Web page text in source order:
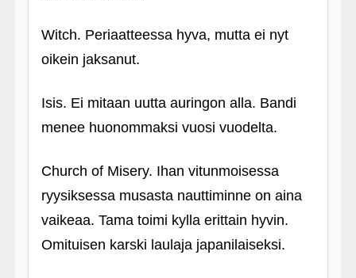
Witch. Periaatteessa hyva, mutta ei nyt
oikein jaksanut.
Isis. Ei mitaan uutta auringon alla. Bandi
menee huonommaksi vuosi vuodelta.
Church of Misery. Ihan vitunmoisessa
ryysiksessa musasta nauttiminne on aina
vaikeaa. Tama toimi kylla erittain hyvin.
Omituisen karski laulaja japanilaiseksi.